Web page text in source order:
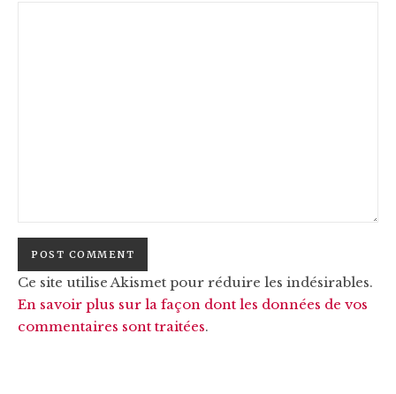
Ce site utilise Akismet pour réduire les indésirables.
En savoir plus sur la façon dont les données de vos
commentaires sont traitées.